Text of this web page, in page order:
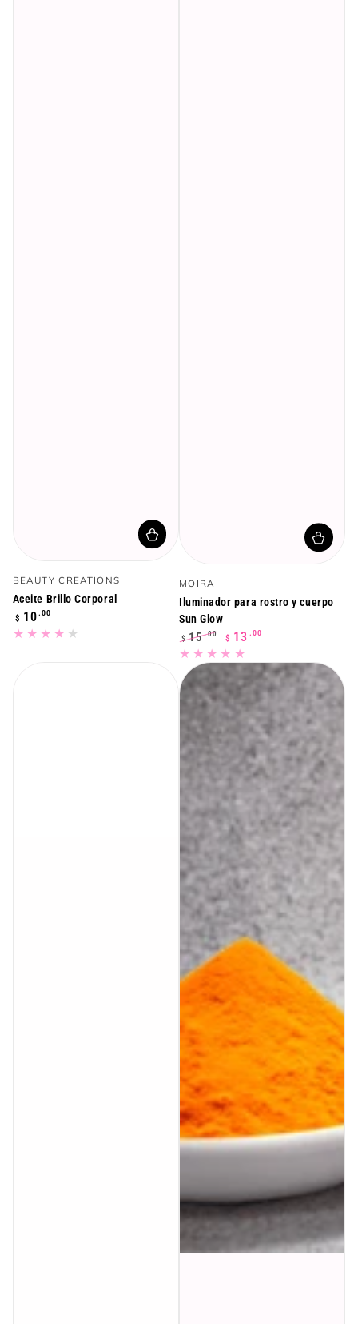
Vendedor:
BEAUTY CREATIONS
Aceite Brillo Corporal
Precio
regular
$ 10 .00
Vendedor:
MOIRA
Iluminador para rostro y cuerpo
Sun Glow
Precio
regular
$ 15.00
Precio
venta
$ 13 .00